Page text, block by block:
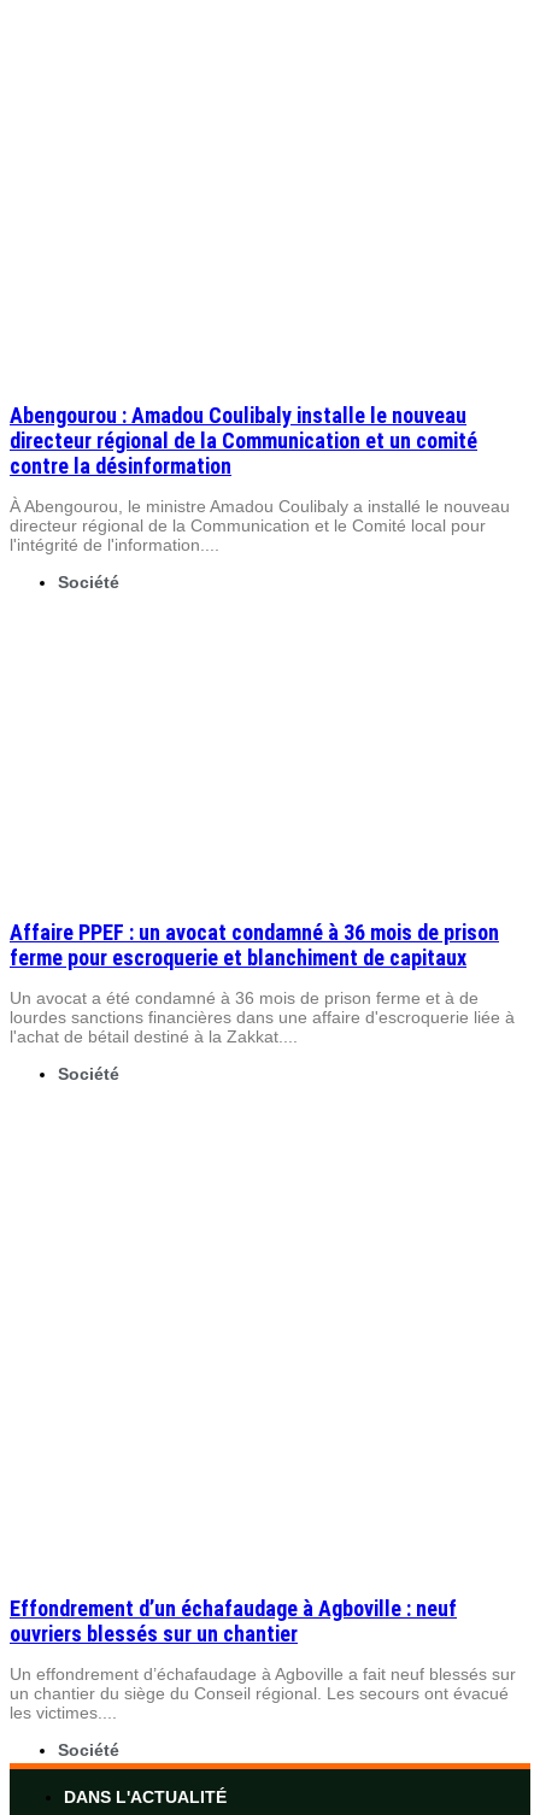
Abengourou : Amadou Coulibaly installe le nouveau
directeur régional de la Communication et un comité
contre la désinformation
À Abengourou, le ministre Amadou Coulibaly a installé le nouveau
directeur régional de la Communication et le Comité local pour
l'intégrité de l'information....
Société
Affaire PPEF : un avocat condamné à 36 mois de prison
ferme pour escroquerie et blanchiment de capitaux
Un avocat a été condamné à 36 mois de prison ferme et à de
lourdes sanctions financières dans une affaire d'escroquerie liée à
l'achat de bétail destiné à la Zakkat....
Société
Effondrement d’un échafaudage à Agboville : neuf
ouvriers blessés sur un chantier
Un effondrement d’échafaudage à Agboville a fait neuf blessés sur
un chantier du siège du Conseil régional. Les secours ont évacué
les victimes....
Société
DANS L'ACTUALITÉ